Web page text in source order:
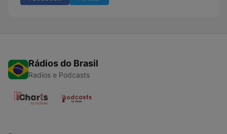
Rádios do Brasil
Radios e Podcasts